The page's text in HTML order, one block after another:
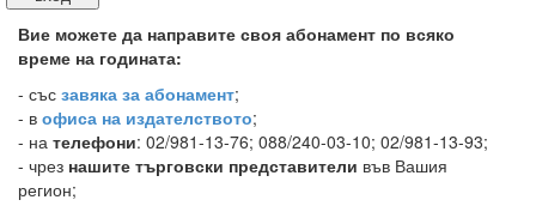
Вие можете да направите своя абонамент по всяко
време на годината:
- със завяка за абонамент;
- в офиса на издателството;
- на телефони: 02/981-13-76; 088/240-03-10; 02/981-13-93;
- чрез нашите търговски представители във Вашия
регион;